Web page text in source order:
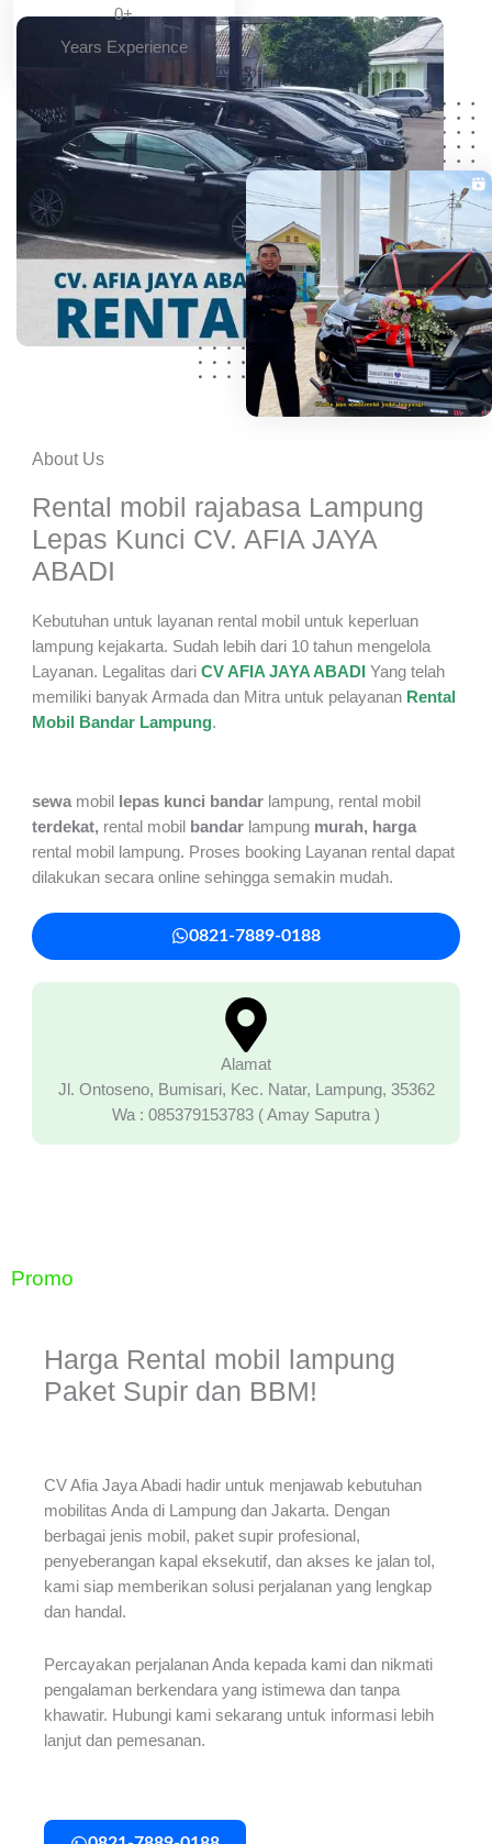
Years Experience
0+
About Us
Rental mobil rajabasa Lampung
Lepas Kunci CV. AFIA JAYA
ABADI
Kebutuhan untuk layanan rental mobil untuk keperluan
lampung kejakarta. Sudah lebih dari 10 tahun mengelola
Layanan. Legalitas dariCV AFIA JAYA ABADI Yang telah
memiliki banyak Armada dan Mitra untuk pelayanan Rental
Mobil Bandar Lampung.
sewa mobil lepas kunci bandar lampung, rental mobil
terdekat, rental mobil bandar lampung murah, harga
rental mobil lampung. Proses booking Layanan rental dapat
dilakukan secara online sehingga semakin mudah.
0821-7889-0188
Alamat
Jl. Ontoseno, Bumisari, Kec. Natar, Lampung, 35362
Wa : 085379153783 ( Amay Saputra )
Promo
Harga Rental mobil lampung
Paket Supir dan BBM!
CV Afia Jaya Abadi hadir untuk menjawab kebutuhan
mobilitas Anda di Lampung dan Jakarta. Dengan
berbagai jenis mobil, paket supir profesional,
penyeberangan kapal eksekutif, dan akses ke jalan tol,
kami siap memberikan solusi perjalanan yang lengkap
dan handal.
Percayakan perjalanan Anda kepada kami dan nikmati
pengalaman berkendara yang istimewa dan tanpa
khawatir. Hubungi kami sekarang untuk informasi lebih
lanjut dan pemesanan.